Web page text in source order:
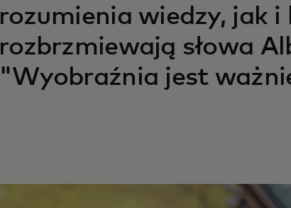
rozumienia wiedzy, jak i
rozbrzmiewają słowa
"Wyobraźnia jest